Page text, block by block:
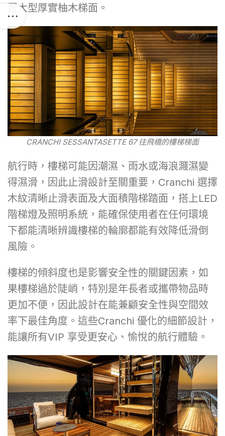
置大型厚實柚木梯面。
CRANCHI SESSANTASETTE 67 往飛橋的樓梯梯面
航行時，樓梯可能因潮濕、雨水或海浪濺濕變
得濕滑，因此止滑設計至關重要，Cranchi 選擇
木紋清晰止滑表面及大面積階梯踏面，搭上LED
階梯燈及照明系統，能確保使用者在任何環境
下都能清晰辨識樓梯的輪廓都能有效降低滑倒
風險。
樓梯的傾斜度也是影響安全性的關鍵因素，如
果樓梯過於陡峭，特別是年長者或攜帶物品時
更加不便，因此設計在能兼顧安全性與空間效
率下最佳角度。這些Cranchi 優化的細節設計，
能讓所有VIP 享受更安心、愉悅的航行體驗。